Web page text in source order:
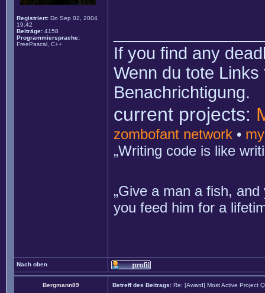
Registriert: Do Sep 02, 2004
19:42
Beiträge: 4158
Programmiersprache:
FreePascal, C++
If you find any
Wenn du tote
Benachrichtigung.
current projects:
zombofant network •
„Writing code is like
„Give a man a fish,
you feed him for a
Nach oben
Bergmann89 Betreff des Beitrags: Re: [Award] Most Active Project